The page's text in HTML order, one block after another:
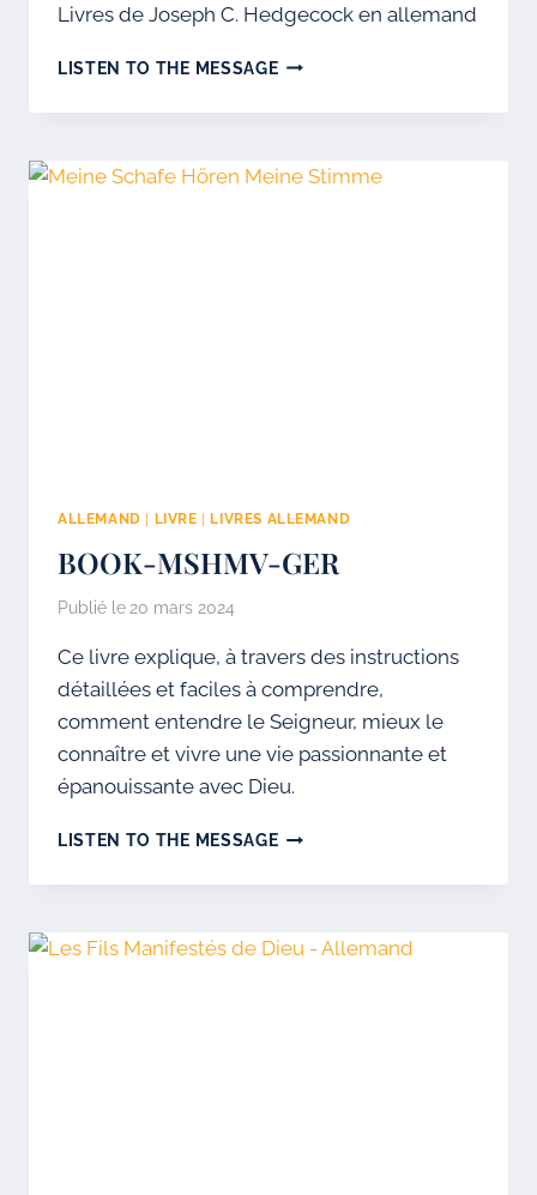
Livres de Joseph C. Hedgecock en allemand
LISTEN TO THE MESSAGEALLEMAND
ALLEMAND LIVRE LIVRES ALLEMAND
BOOK-MSHMV-GER
Publié le 20 mars 2024
Ce livre explique, à travers des instructions
détaillées et faciles à comprendre,
comment entendre le Seigneur, mieux le
connaître et vivre une vie passionnante et
épanouissante avec Dieu.
LISTEN TO THE MESSAGEBOOK-
GER